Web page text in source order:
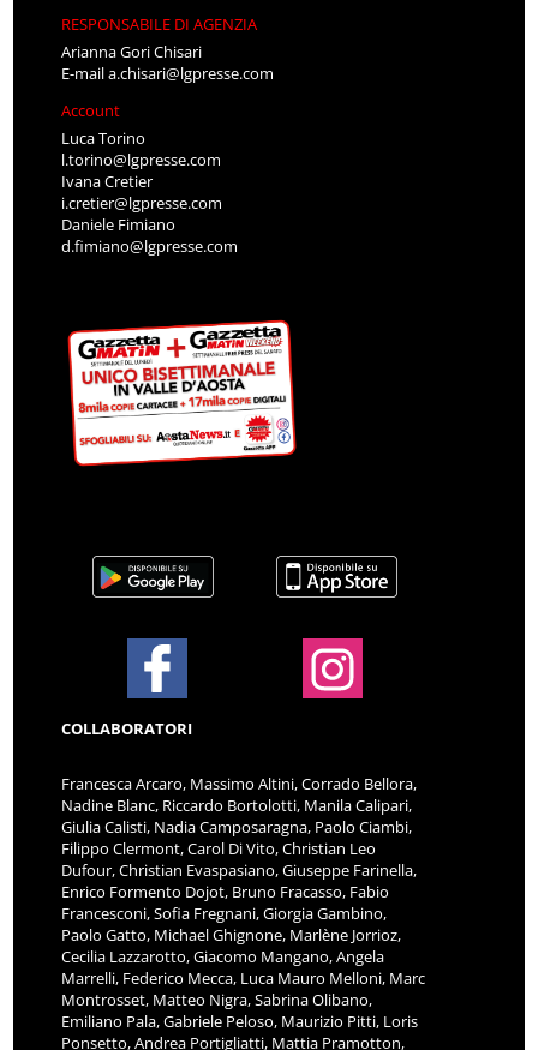
RESPONSABILE DI AGENZIA
Arianna Gori Chisari
E-maila.chisari@lgpresse.com
Account
Luca Torino
l.torino@lgpresse.com
Ivana Cretier
i.cretier@lgpresse.com
Daniele Fimiano
d.fimiano@lgpresse.com
COLLABORATORI
Francesca Arcaro, Massimo Altini, Corrado Bellora,
Nadine Blanc, Riccardo Bortolotti, Manila Calipari,
Giulia Calisti, Nadia Camposaragna, Paolo Ciambi,
Filippo Clermont, Carol Di Vito, Christian Leo
Dufour, Christian Evaspasiano, Giuseppe Farinella,
Enrico Formento Dojot, Bruno Fracasso, Fabio
Francesconi, Sofia Fregnani, Giorgia Gambino,
Paolo Gatto, Michael Ghignone, Marlène Jorrioz,
Cecilia Lazzarotto, Giacomo Mangano, Angela
Marrelli, Federico Mecca, Luca Mauro Melloni, Marc
Montrosset, Matteo Nigra, Sabrina Olibano,
Emiliano Pala, Gabriele Peloso, Maurizio Pitti, Loris
Ponsetto, Andrea Portigliatti, Mattia Pramotton,